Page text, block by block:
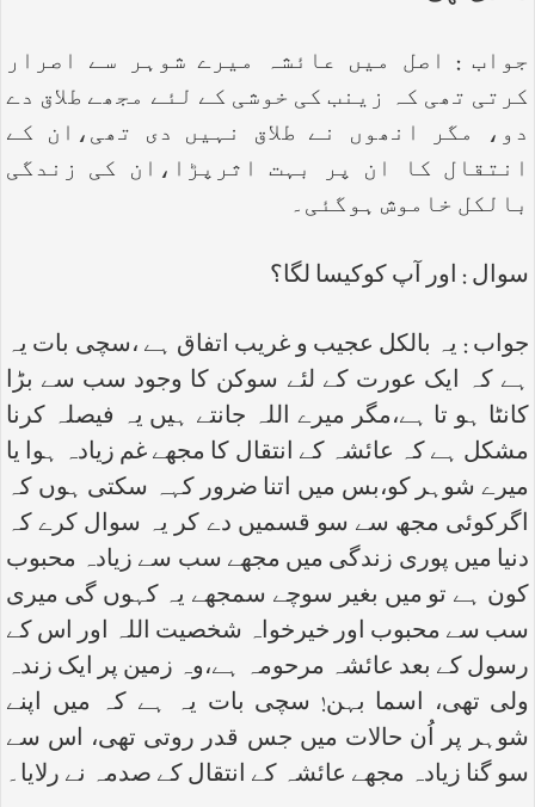
جواب : اصل میں عائشہ میرے شوہر سے اصرار
کرتی تھی کہ زینب کی خوشی کے لئے مجھے طلاق دے
دو، مگر انھوں نے طلاق نہیں دی تھی،ان کے
انتقال کا ان پر بہت اثرپڑا،ان کی زندگی
بالکل خاموش ہوگئی۔
سوال : اور آپ کوکیسا لگا؟
جواب : یہ بالکل عجیب و غریب اتفاق ہے ،سچی بات یہ
ہے کہ ایک عورت کے لئے سوکن کا وجود سب سے بڑا
کانٹا ہو تا ہے،مگر میرے اللہ جانتے ہیں یہ فیصلہ کرنا
مشکل ہے کہ عائشہ کے انتقال کا مجھے غم زیادہ ہوا یا
میرے شوہر کو،بس میں اتنا ضرور کہہ سکتی ہوں کہ
اگرکوئی مجھ سے سو قسمیں دے کر یہ سوال کرے کہ
دنیا میں پوری زندگی میں مجھے سب سے زیادہ محبوب
کون ہے تو میں بغیر سوچے سمجھے یہ کہوں گی میری
سب سے محبوب اور خیرخواہ شخصیت اللہ اور اس کے
رسول کے بعد عائشہ مرحومہ ہے،وہ زمین پر ایک زندہ
ولی تھی، اسما بہن! سچی بات یہ ہے کہ میں اپنے
شوہر پر اُن حالات میں جس قدر روتی تھی، اس سے
سو گنا زیادہ مجھے عائشہ کے انتقال کے صدمہ نے رلایا۔